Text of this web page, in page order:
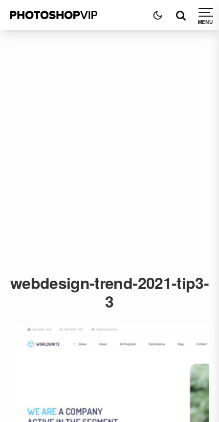
webdesign-trend-2021-tip3-
3